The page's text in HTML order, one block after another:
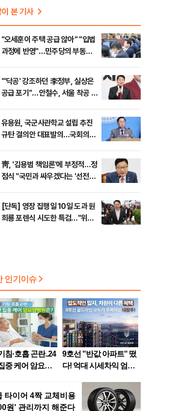
본 기사
"오세훈이 주택 공급 않아" "입법
과정에 반영"…민주당의 부동산
"'닥공' 강조하던 李정부, 실상은
공급 포기"…안철수, 서울 착공 실
유용원, 국군사관학교 설립 추진
규탄 결의안 대표발의…국회의원
靑, '김용범 책임론'에 부정적…정
점식 "국민과 싸우겠다는 '선전포
[단독] 영장 집행일 10일 도과 원
희룡 포렌식 시도한 특검…"위법